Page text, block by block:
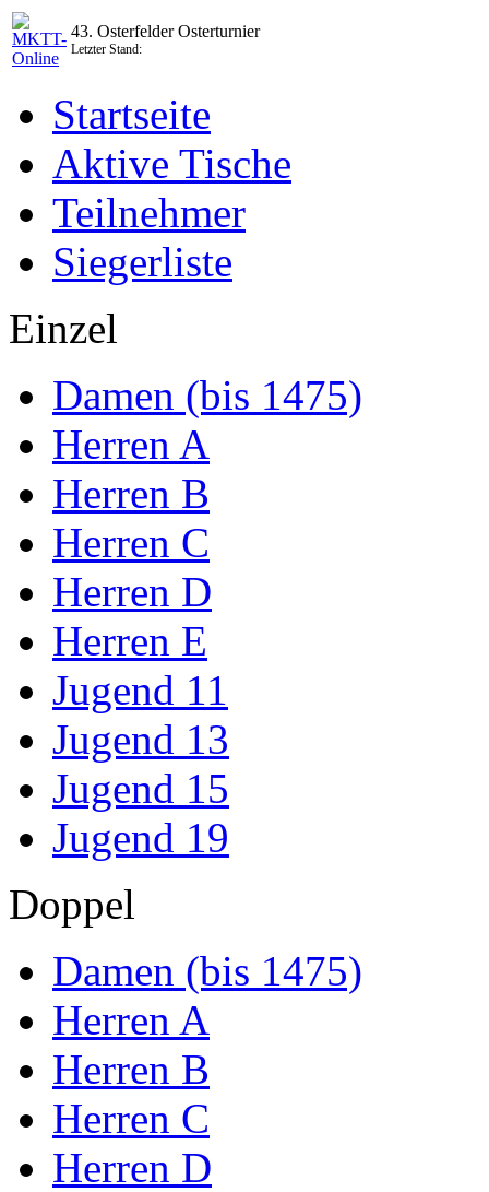
43. Osterfelder Osterturnier
Letzter Stand:
Startseite
Aktive Tische
Teilnehmer
Siegerliste
Einzel
Damen (bis 1475)
Herren A
Herren B
Herren C
Herren D
Herren E
Jugend 11
Jugend 13
Jugend 15
Jugend 19
Doppel
Damen (bis 1475)
Herren A
Herren B
Herren C
Herren D